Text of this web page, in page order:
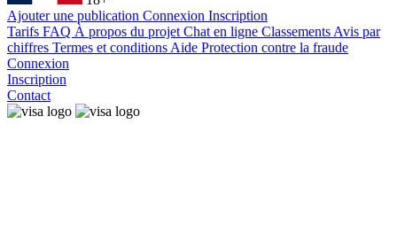
Ajouter une publication Connexion Inscription
Tarifs FAQ À propos du projet Chat en ligne Classements Avis par
chiffres Termes et conditions Aide Protection contre la fraude
Connexion
Inscription
Contact